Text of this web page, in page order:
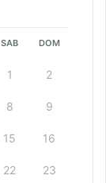
SAB DOM
1 2
8 9
15 16
22 23